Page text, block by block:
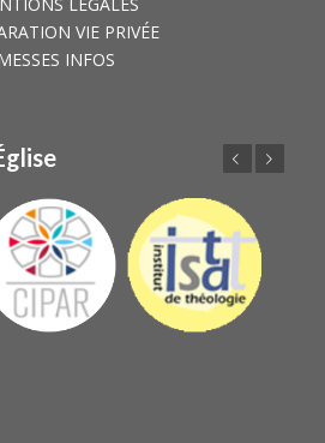
VIE PRIVÉE
INFOS